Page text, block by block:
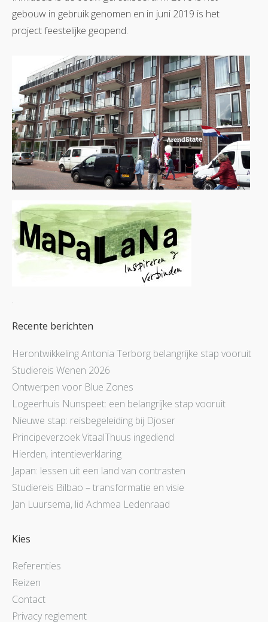
gebouw in gebruik genomen en in juni 2019 is het
project feestelijke geopend.
.
Recente berichten
Herontwikkeling Antonia Terborg belangrijke stap vooruit
Studiereis Wenen 2026
Ontwerpen voor Blue Zones
Logeerhuis Nunspeet: een belangrijke stap vooruit
Nieuwe stap: reisbegeleiding bij Djoser
Principeverzoek VitaalThuus ingediend
Hierden, intentieverklaring
Japan: lessen uit een land van contrasten
Studiereis Bilbao – transformatie en visie
Jan Luursema, lid Achmea Ledenraad
Kies
Referenties
Reizen
Contact
Privacy reglement